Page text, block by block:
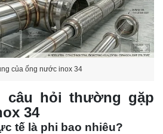
của ống nước inox 34
câu hỏi thường gặp
34
tế là phi bao nhiêu?